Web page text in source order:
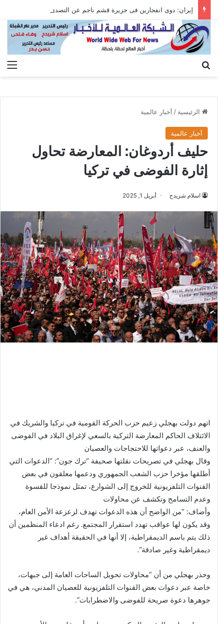
الرئيسية / أخبار عالمية
أخبار عالمية
حليف أردوغان: المعارضة تحاول
إثارة الفوضى في تركيا
اسلام شريدح أبريل 1, 2025
اتهم دولت بهجلي زعيم حزب الحركة القومية في تركيا والشريك في
الائتلاف الحاكم المعارضة التركية بالسعي لإغراق البلاد في الفوضى
والعنف، عبر دعواتها للاحتجاجات والعصيان
وقال بهجلي في تصريحات نقلتها صحيفة “ترك جون”: “الدعوات التي
أطلقها مؤخرا حزب الشعب الجمهوري ودعمها معلقون في بعض
القنوات التلفزيونية للخروج إلى الشوارع، تمثل نموذجا للقسوة
وعدم التسامح وتكشف عن محاولات
وأضاف: “من الواضح أن هذه الدعوات تهدف لزعزعة الأمن العام،
وقد يكون لها عواقب تهدد استقرار المجتمع. رغم ادعاء المنظمين أن
ذلك يتم باسم الديمقراطية، إلا أنها في الحقيقة أهداف غير
ديمقراطية وغير صادقة”.
وحذر بهجلي من أن “محاولات تحويل الساحات العامة إلى جبهات،
خاصة عبر دعوات بعض القنوات التلفزيونية للعصيان المدني، هي في
جوهرها دعوة صريحة للفوضى والاضطرابات”.